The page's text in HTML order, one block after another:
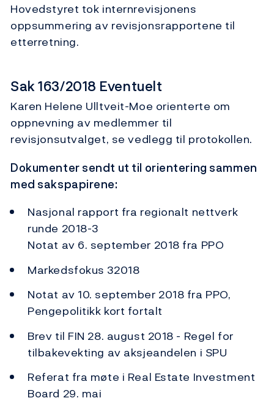
Hovedstyret tok internrevisjonens
oppsummering av revisjonsrapportene til
etterretning.
Sak 163/2018 Eventuelt
Karen Helene Ulltveit-Moe orienterte om
oppnevning av medlemmer til
revisjonsutvalget, se vedlegg til protokollen.
Dokumenter sendt ut til orientering sammen
med sakspapirene:
Nasjonal rapport fra regionalt nettverk
runde 2018-3
Notat av 6. september 2018 fra PPO
Markedsfokus 32018
Notat av 10. september 2018 fra PPO,
Pengepolitikk kort fortalt
Brev til FIN 28. august 2018 - Regel for
tilbakevekting av aksjeandelen i SPU
Referat fra møte i Real Estate Investment
Board 29. mai